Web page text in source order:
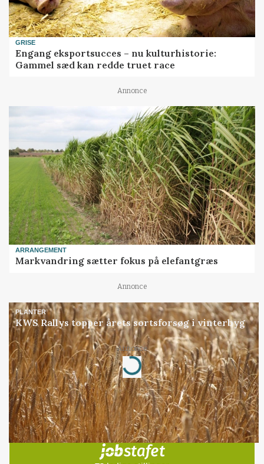
GRISE
Engang eksportsucces – nu kulturhistorie:
Gammel sæd kan redde truet race
Annonce
ARRANGEMENT
Markvandring sætter fokus på elefantgræs
Annonce
PLANTER
KWS Rallys topper årets sortsforsøg i vinterbyg
Annonce
Loading...
Jobs
i samarbejde med